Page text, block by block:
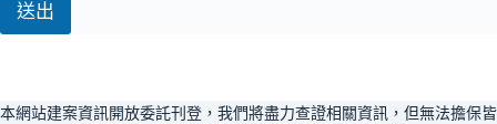
送出
本網站建案資訊開放委託刊登，我們將盡力查證相關資訊，但無法擔保皆